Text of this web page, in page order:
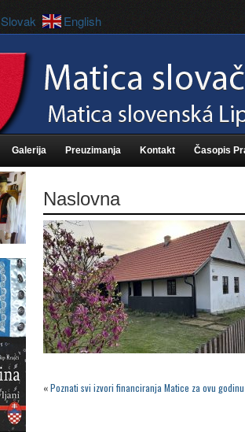
Galerija Preuzimanja Kontakt Časopis
Naslovna
«Poznati svi izvori financiranja Matice za ovu
Slovak English